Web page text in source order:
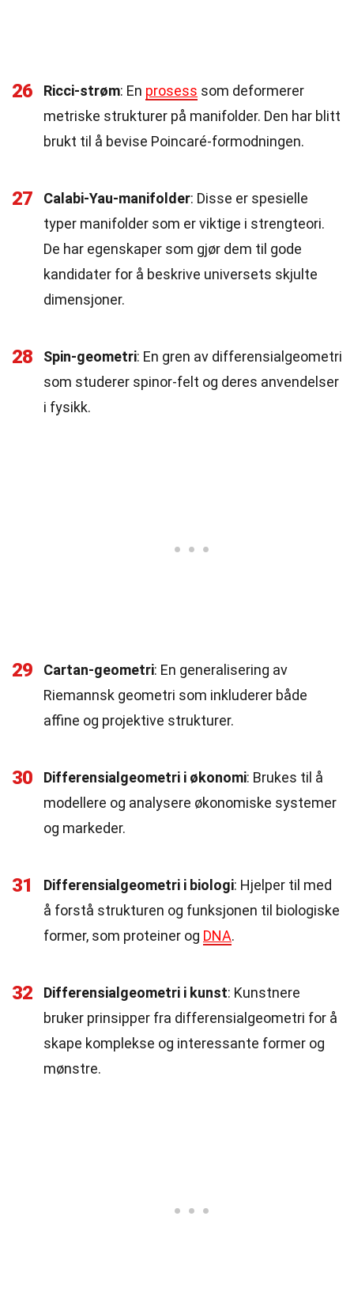
26 Ricci-strøm: En prosess som deformerer
metriske strukturer på manifolder. Den har blitt
brukt til å bevise Poincaré-formodningen.
27 Calabi-Yau-manifolder: Disse er spesielle
typer manifolder som er viktige i strengteori.
De har egenskaper som gjør dem til gode
kandidater for å beskrive universets skjulte
dimensjoner.
28 Spin-geometri: En gren av differensialgeometri
som studerer spinor-felt og deres anvendelser
i fysikk.
29 Cartan-geometri: En generalisering av
Riemannsk geometri som inkluderer både
affine og projektive strukturer.
30 Differensialgeometri i økonomi: Brukes til å
modellere og analysere økonomiske systemer
og markeder.
31 Differensialgeometri i biologi: Hjelper til med
å forstå strukturen og funksjonen til biologiske
former, som proteiner og DNA.
32 Differensialgeometri i kunst: Kunstnere
bruker prinsipper fra differensialgeometri for å
skape komplekse og interessante former og
mønstre.